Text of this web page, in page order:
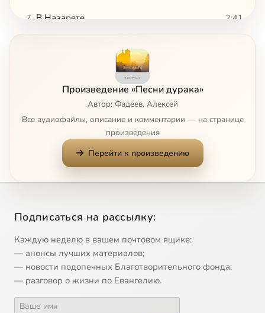
7 В Назарете 2:41
Поседевшая мать
В Крыму 3:28
Письмо с Донбасса
13 Стакан молока (версия 2018) 3:04
Произведение «Песни дурака»
Автор: Фадеев, Алексей
Все аудиофайлы, описание и комментарии — на странице
произведения
Перейти к произведению
Подписаться на рассылку:
Каждую неделю в вашем почтовом ящике:
— анонсы лучших материалов;
— новости подопечных Благотворительного фонда;
— разговор о жизни по Евангелию.